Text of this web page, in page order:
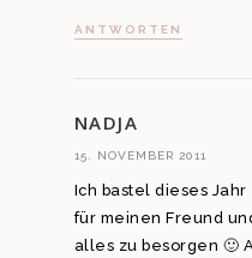
ANTWORTEN
NADJA
15. NOVEMBER 2011
Ich bastel dieses
für meinen Freund
alles zu besorgen 🙂